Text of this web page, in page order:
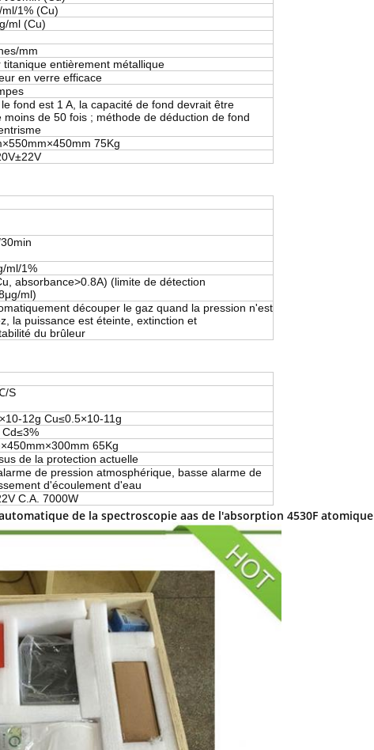
1% (Cu)
ml (Cu)
mm
titanique entièrement métallique
en verre efficace
fond est 1 A, la capacité de fond devrait être
moins de 50 fois ; méthode de déduction de fond
75Kg
ml/1%
absorbance>0.8A) (limite de détection
ml)
découper le gaz quand la pression n'est
la puissance est éteinte, extinction et
du brûleur
S
12g Cu≤0.5×10-11g
65Kg
de la protection actuelle
de pression atmosphérique, basse alarme de
d'écoulement d'eau
C.A. 7000W
de la spectroscopie aas de l'absorption 4530F atomique